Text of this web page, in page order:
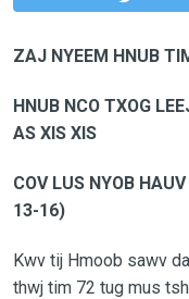
ZAJ NYEEM HNUB
HNUB NCO TXOG
AS XIS XIS
COV LUS NYOB
13-16)
Kwv tij Hmoob sawv
thwj tim 72 tug mus